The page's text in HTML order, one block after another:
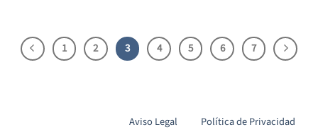
1 2 3 4 5 6 7
Aviso Legal Política de Privacidad